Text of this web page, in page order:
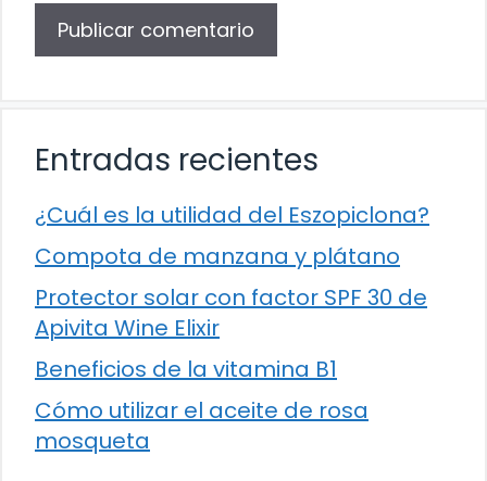
Entradas recientes
¿Cuál es la utilidad del Eszopiclona?
Compota de manzana y plátano
Protector solar con factor SPF 30 de
Apivita Wine Elixir
Beneficios de la vitamina B1
Cómo utilizar el aceite de rosa
mosqueta